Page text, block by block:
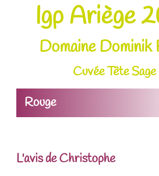
Igp Ariège
Domaine Dominik
Cuvée Tête Sage
Rouge
L'avis de Christophe